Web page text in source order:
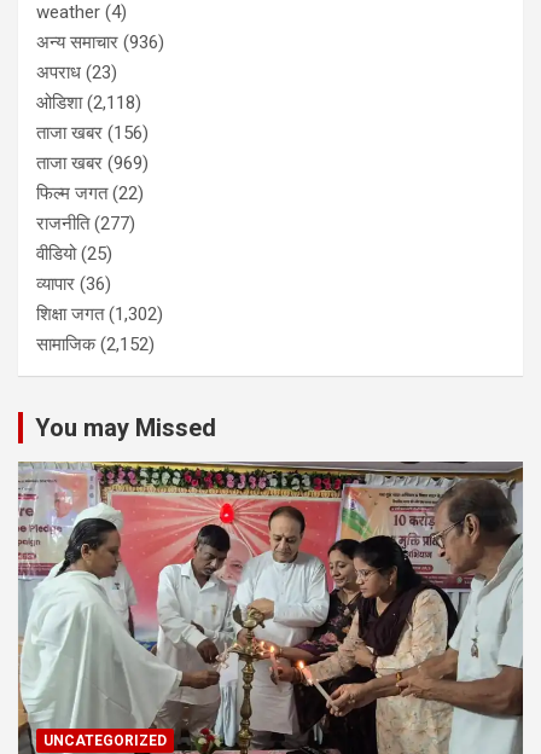
weather (4)
अन्य समाचार (936)
अपराध (23)
ओडिशा(2,118)
ताजा खबर (156)
ताजा खबर (969)
फिल्म जगत(22)
राजनीति(277)
वीडियो(25)
व्यापार (36)
शिक्षा जगत(1,302)
सामाजिक(2,152)
You may Missed
UNCATEGORIZED